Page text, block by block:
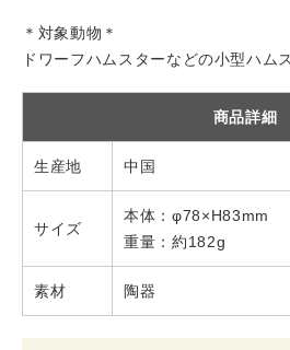
＊対象動物＊
ドワーフハムスターなどの小型ハム
商品詳細
生産地 中国
サイズ
本体：φ78×H83mm
重量：約182g
素材 陶器